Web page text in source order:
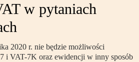
w pytaniach
2020 r. nie będzie możliwości
i VAT-7K oraz ewidencji w inny sposób